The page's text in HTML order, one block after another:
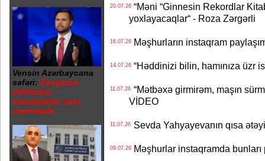
Vensin Azərbaycana
səfəri: Zəngəzur
dəhlizinin
müzakirələri yeni
mərhələdə
20.07.26“Məni “Ginnesin Rekordlar
yoxlayacaqlar“ - Roza Zərgərli
16.07.26Məşhurların instaqram
14.07.26“Həddinizi bilin, hamınıza üzr
11.07.26“Mətbəxə girmirəm, maşın
VİDEO
11.07.26Sevda Yahyayevanın qısa
09.07.26Məşhurlar instaqramda bunları